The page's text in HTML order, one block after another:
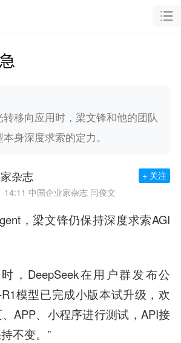
移向应用时，梁文锋和他的团队
身深度求索的定力。
杂志
14:11 中国企业家杂志 闫俊文
+ 关注
，梁文锋仍保持深度求索AGI
，DeepSeek在用户群发布公
R1模型已完成小版本试升级，欢
APP、小程序进行测试，API接
不变。”